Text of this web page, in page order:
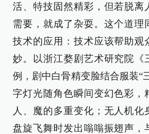
活、特技固然精彩，但若脱离
需要，就成了杂耍。这个道理
技术的应用：技术应该帮助观
妙。以浙江婺剧艺术研究院《
例，剧中白骨精变脸结合服装“
字灯光随角色瞬间变幻色彩，
人、魔的多重变化；无人机化
盘旋飞舞时发出嗡嗡振翅声，